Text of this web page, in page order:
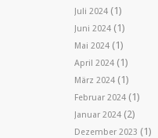
Juli 2024 (1)
Juni 2024 (1)
Mai 2024 (1)
April 2024 (1)
März 2024 (1)
Februar 2024 (1)
Januar 2024 (2)
Dezember 2023 (1)